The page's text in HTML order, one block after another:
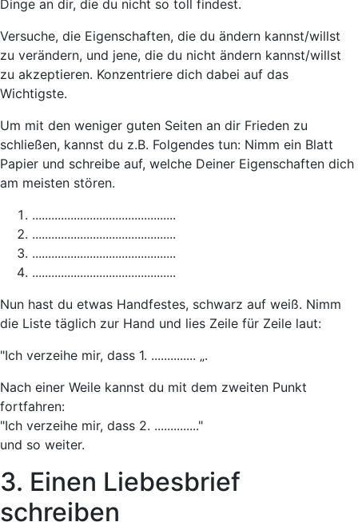
Dinge an dir, die du nicht so toll findest.
Versuche, die Eigenschaften, die du ändern kannst/willst
zu verändern, und jene, die du nicht ändern kannst/willst
zu akzeptieren. Konzentriere dich dabei auf das
Wichtigste.
Um mit den weniger guten Seiten an dir Frieden zu
schließen, kannst du z.B. Folgendes tun: Nimm ein Blatt
Papier und schreibe auf, welche Deiner Eigenschaften dich
am meisten stören.
.............................................
.............................................
.............................................
.............................................
Nun hast du etwas Handfestes, schwarz auf weiß. Nimm
die Liste täglich zur Hand und lies Zeile für Zeile laut:
"Ich verzeihe mir, dass 1. .............. „.
Nach einer Weile kannst du mit dem zweiten Punkt
fortfahren:
"Ich verzeihe mir, dass 2. .............."
und so weiter.
3. Einen Liebesbrief
schreiben